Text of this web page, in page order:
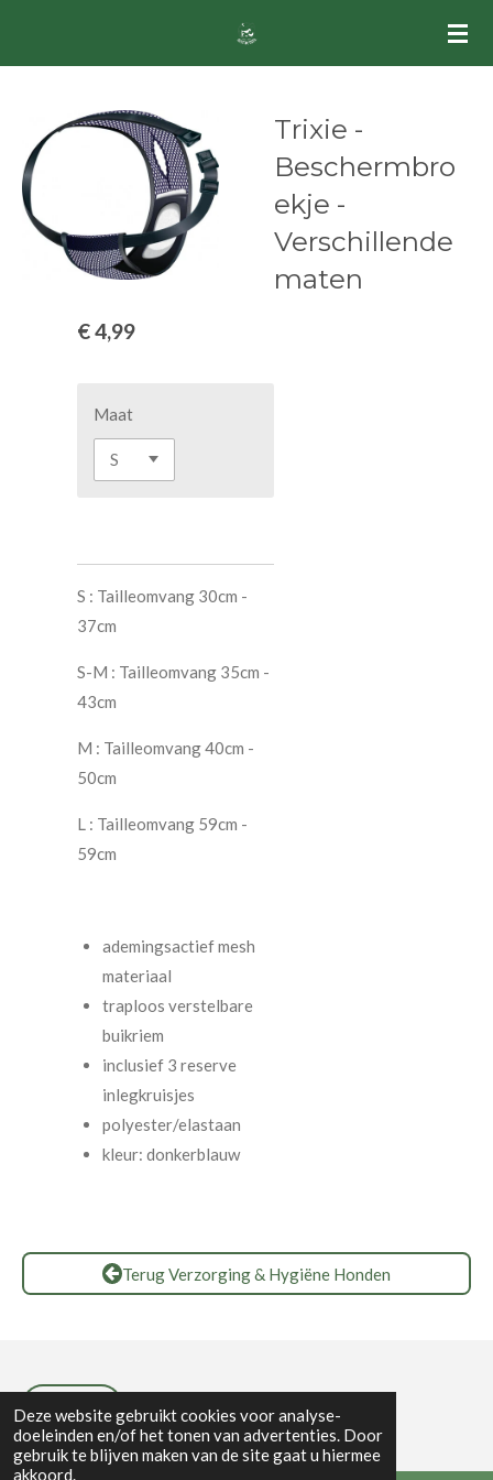
Deze website gebruikt cookies voor analyse-
doeleinden en/of het tonen van advertenties. Door
gebruik te blijven maken van de site gaat u hiermee
akkoord.
hoofdinhoud
Trixie -
Beschermbro
ekje -
Verschillende
maten
€ 4,99
Maat
S : Tailleomvang 30cm -
37cm
S-M : Tailleomvang 35cm -
43cm
M : Tailleomvang 40cm -
50cm
L : Tailleomvang 59cm -
59cm
ademingsactief mesh
materiaal
traploos verstelbare
buikriem
inclusief 3 reserve
inlegkruisjes
polyester/elastaan
kleur: donkerblauw
Terug Verzorging & Hygiëne Honden
Privacybeleid